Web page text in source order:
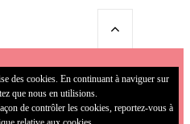
des cookies. En continuant à naviguer sur
que nous en utilisions.
de contrôler les cookies, reportez-vous à